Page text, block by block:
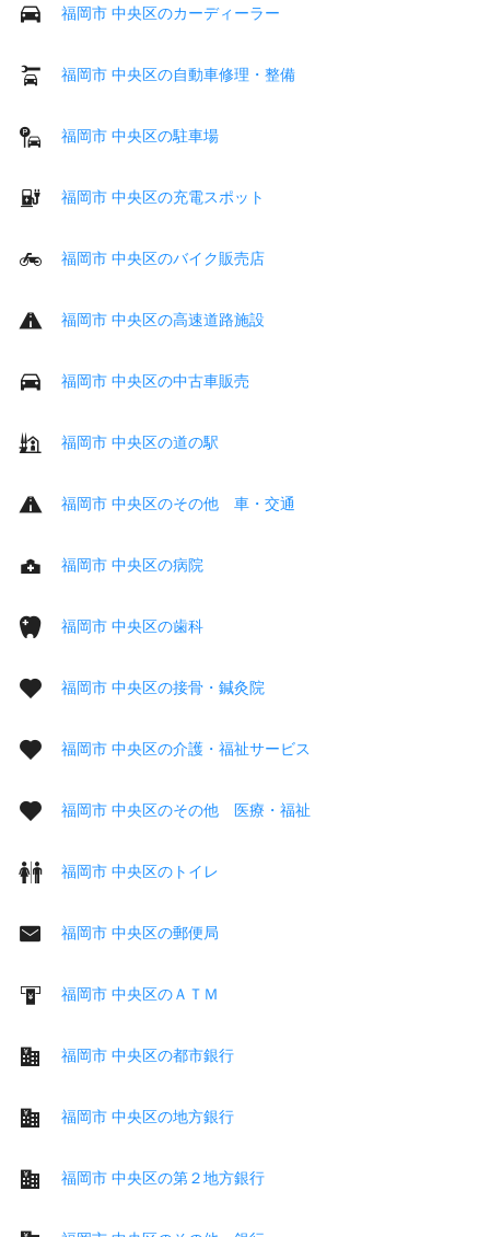
福岡市 中央区のカーディーラー
福岡市 中央区の自動車修理・整備
福岡市 中央区の駐車場
福岡市 中央区の充電スポット
福岡市 中央区のバイク販売店
福岡市 中央区の高速道路施設
福岡市 中央区の中古車販売
福岡市 中央区の道の駅
福岡市 中央区のその他 車・交通
福岡市 中央区の病院
福岡市 中央区の歯科
福岡市 中央区の接骨・鍼灸院
福岡市 中央区の介護・福祉サービス
福岡市 中央区のその他 医療・福祉
福岡市 中央区のトイレ
福岡市 中央区の郵便局
福岡市 中央区のＡＴＭ
福岡市 中央区の都市銀行
福岡市 中央区の地方銀行
福岡市 中央区の第２地方銀行